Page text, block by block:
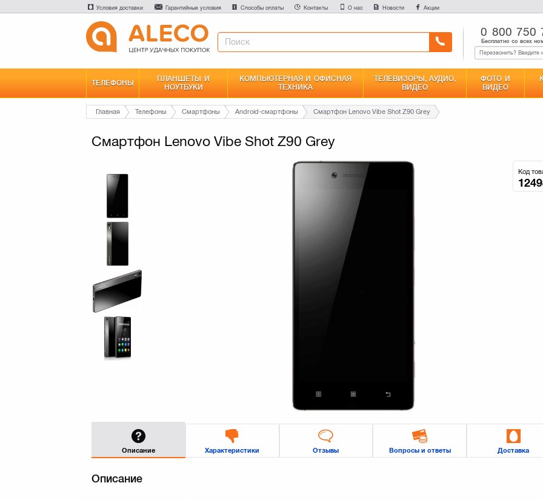
Условия доставки Гарантийные условия Способы оплаты Контакты О нас Новости Акции
0 800 750
Бесплатно со всех
ТЕЛЕФОНЫ
ПЛАНШЕТЫ И
НОУТБУКИ
КОМПЬЮТЕРНАЯ И ОФИСНАЯ
ТЕХНИКА
ТЕЛЕВИЗОРЫ, АУДИО,
ВИДЕО
ФОТО И
ВИДЕО
Главная Телефоны Смартфоны Android-смартфоны Смартфон Lenovo Vibe Shot Z90 Grey
Смартфон Lenovo Vibe Shot Z90 Grey
Код
Описание Характеристики Отзывы Вопросы и ответы Доставка
Описание